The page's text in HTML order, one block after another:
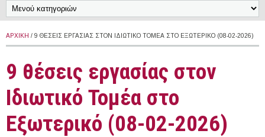
ΑΡΧΙΚΉ / 9 ΘΈΣΕΙΣ ΕΡΓΑΣΊΑΣ ΣΤΟΝ ΙΔΙΩΤΙΚΌ ΤΟΜΈΑ ΣΤΟ ΕΞΩΤΕΡΙΚΌ (08-02-2026)
9 θέσεις εργασίας στον
Ιδιωτικό Τομέα στο
Εξωτερικό (08-02-2026)